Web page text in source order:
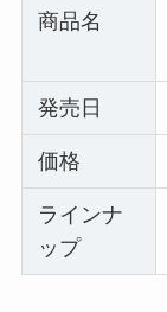
商品名
発売日
価格
ラインナ
ップ